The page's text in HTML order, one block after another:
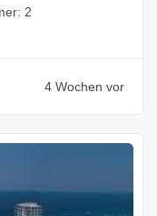
2
4 Wochen vor